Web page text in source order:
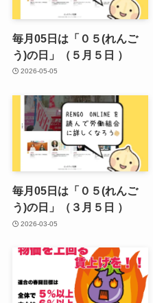
毎月05日は「０５(れんご
う)の日」（５月５日 ）
2026-05-05
毎月05日は「０５(れんご
う)の日」（３月５日 ）
2026-03-05